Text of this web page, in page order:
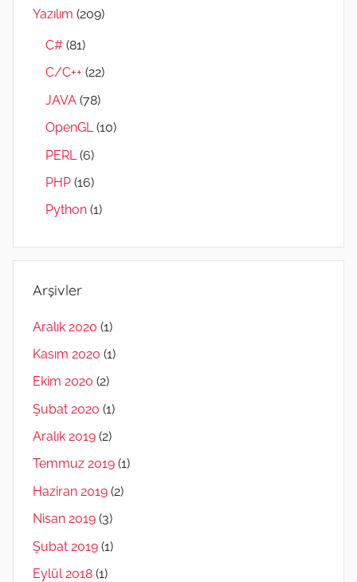
Yazılım (209)
C# (81)
C/C++ (22)
JAVA (78)
OpenGL(10)
PERL (6)
PHP (16)
Python (1)
Arşivler
Aralık 2020 (1)
Kasım 2020 (1)
Ekim 2020 (2)
Şubat 2020 (1)
Aralık 2019 (2)
Temmuz 2019 (1)
Haziran 2019 (2)
Nisan 2019 (3)
Şubat 2019 (1)
Eylül 2018 (1)